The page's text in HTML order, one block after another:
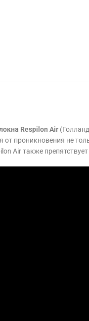
Respilon Air
проникновения не
Air также